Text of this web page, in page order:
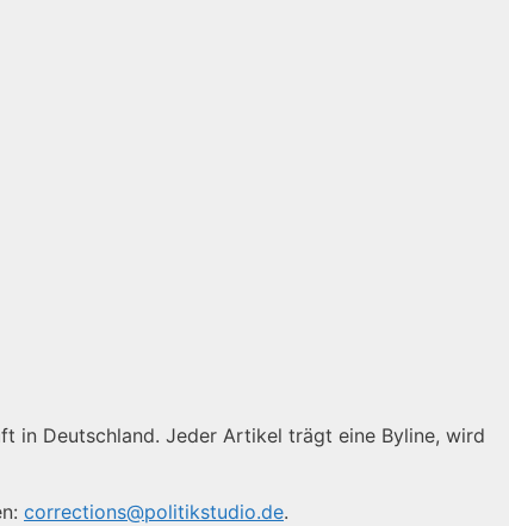
in Deutschland. Jeder Artikel trägt eine Byline, wird
corrections@politikstudio.de.